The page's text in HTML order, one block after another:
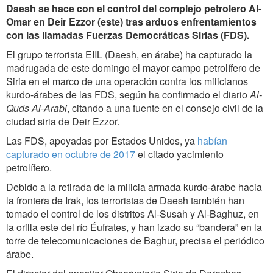
Daesh se hace con el control del complejo petrolero Al-
Omar en Deir Ezzor (este) tras arduos enfrentamientos
con las llamadas Fuerzas Democráticas Sirias (FDS).
El grupo terrorista EIIL (Daesh, en árabe) ha capturado la
madrugada de este domingo el mayor campo petrolífero de
Siria en el marco de una operación contra los milicianos
kurdo-árabes de las FDS, según ha confirmado el diarioAl-
Quds Al-Arabi, citando a una fuente en el consejo civil de la
ciudad siria de Deir Ezzor.
Las FDS, apoyadas por Estados Unidos, ya habían
capturado en octubre de 2017el citado yacimiento
petrolífero.
Debido a la retirada de la milicia armada kurdo-árabe hacia
la frontera de Irak, los terroristas de Daesh también han
tomado el control de los distritos Al-Susah y Al-Baghuz, en
la orilla este del río Éufrates, y han izado su “bandera” en la
torre de telecomunicaciones de Baghur, precisa el periódico
árabe.